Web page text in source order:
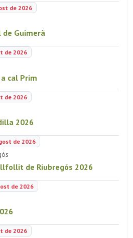
de 2026
de Guimerà
de 2026
cal Prim
de 2026
2026
de 2026
de Riubregós 2026
de 2026
de 2026